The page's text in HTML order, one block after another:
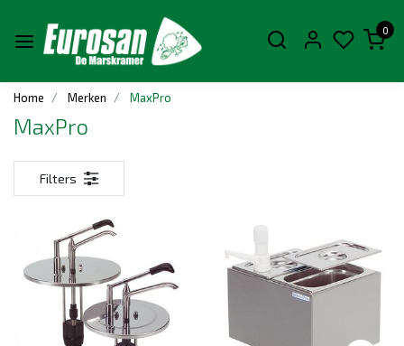
0
Home Merken MaxPro
MaxPro
Filters